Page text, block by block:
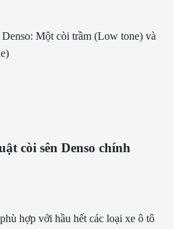
Một còi trầm (Low tone) và
còi sên Denso chính
hợp với hầu hết các loại xe ô tô